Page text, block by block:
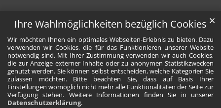
Ihre Wahlmöglichkeiten bezüglich Cookies
Wir möchten Ihnen ein optimales Webseiten-Erlebnis zu bieten. Dazu
verwenden wir Cookies, die für das Funktionieren unserer Website
notwendig sind. Mit Ihrer Zustimmung verwenden wir auch Cookies,
die zur Anzeige externer Inhalte oder zu anonymen Statistikzwecken
genutzt werden. Sie können selbst entscheiden, welche Kategorien Sie
zulassen möchten. Bitte beachten Sie, dass auf Basis Ihrer
Einstellungen womöglich nicht mehr alle Funktionalitäten der Seite zur
Verfügung stehen. Weitere Informationen finden Sie in unserer
Datenschutzerklärung.
✕